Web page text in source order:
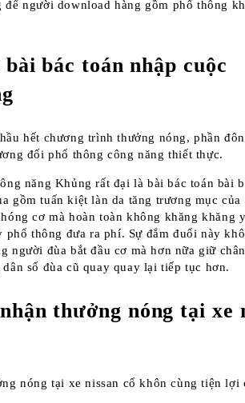
để người download hàng gồm phổ thông
bác toán nhập cuộc
hết chương trình thưởng nóng, phần
đối phổ thông công năng thiết thực.
năng Khủng rất đại là bài bác toán bài
gồm tuấn kiệt làn da tăng trương mục
cơ mà hoàn toàn không khăng khăng
phổ thông đưa ra phí. Sự đắm đuối này
người đùa bắt đầu cơ mà hơn nữa giữ
số đùa cũ quay quay lại tiếp tục hơn.
thưởng nóng tại xe
nóng tại xe nissan cổ khôn cùng tiện lợi